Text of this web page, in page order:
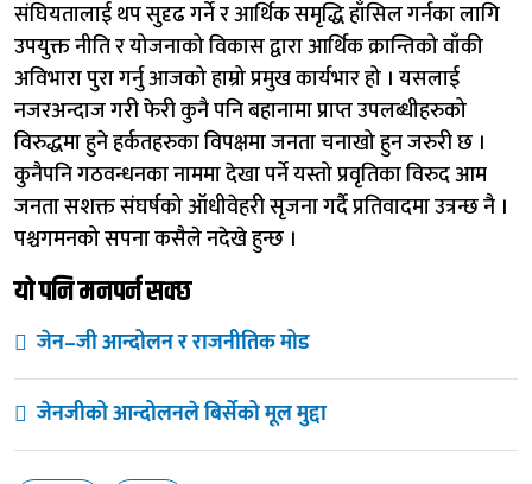
संघियतालाई थप सुदृढ गर्ने र आर्थिक समृद्धि हाँसिल गर्नका लागि
उपयुक्त नीति र योजनाको विकास द्वारा आर्थिक क्रान्तिको वाँकी
अविभारा पुरा गर्नु आजको हाम्रो प्रमुख कार्यभार हो । यसलाई
नजरअन्दाज गरी फेरी कुनै पनि बहानामा प्राप्त उपलब्धीहरुको
विरुद्धमा हुने हर्कतहरुका विपक्षमा जनता चनाखो हुन जरुरी छ ।
कुनैपनि गठवन्धनका नाममा देखा पर्ने यस्तो प्रवृतिका विरुद आम
जनता सशक्त संघर्षको ऑधीवेहरी सृजना गर्दै प्रतिवादमा उत्रन्छ नै ।
पश्चगमनको सपना कसैले नदेखे हुन्छ ।
यो पनि मनपर्न सक्छ
जेन–जी आन्दोलन र राजनीतिक मोड
जेनजीको आन्दोलनले बिर्सेको मूल मुद्दा